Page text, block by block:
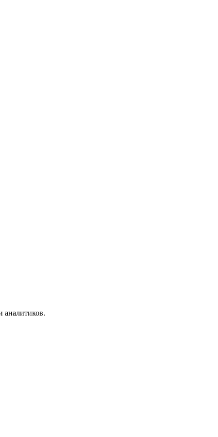
аналитиков.